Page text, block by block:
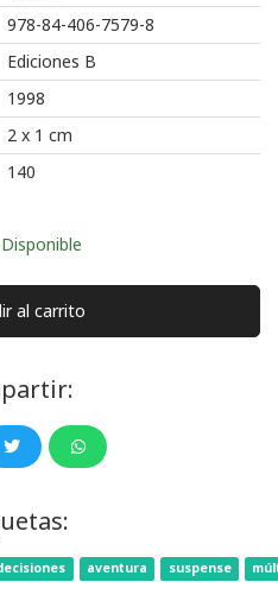
978-84-406-7579-8
Ediciones B
1998
2 x 1 cm
140
Disponible
al carrito
aventura suspense